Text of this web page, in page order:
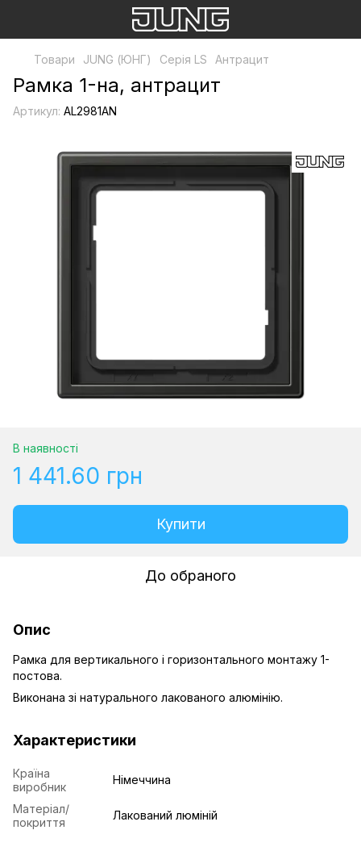
Товари JUNG (ЮНГ) Серія LS Антрацит
Рамка 1-на, антрацит
Артикул: AL2981AN
В наявності
1 441.60 грн
Купити
До обраного
Опис
Рамка для вертикального і горизонтального монтажу 1-
постова.
Виконана зі натурального лакованого алюмінію.
Характеристики
Країна
виробник
Німеччина
Матеріал/
покриття
Лакований люміній